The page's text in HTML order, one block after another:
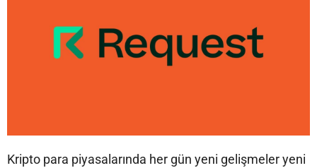
Kripto para piyasalarında her gün yeni gelişmeler yeni